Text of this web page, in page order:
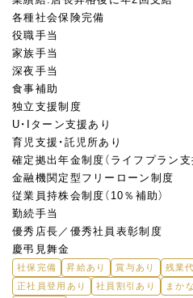
各種社会保険完備
役職手当
家族手当
深夜手当
食事補助
独立支援制度
U・Iターン支援あり
育児支援・託児所あり
確定拠出年⾦制度（ライフプラン⽀
⾦融機関定型フリーローン制度
従業員持株会制度（10％補助）
勤続⼿当
優秀店⻑／優秀社員表彰制度
慶弔⾒舞⾦
社保完備 昇給あり 賞与あり 残業
正社員登用あり
社員割引あり まか